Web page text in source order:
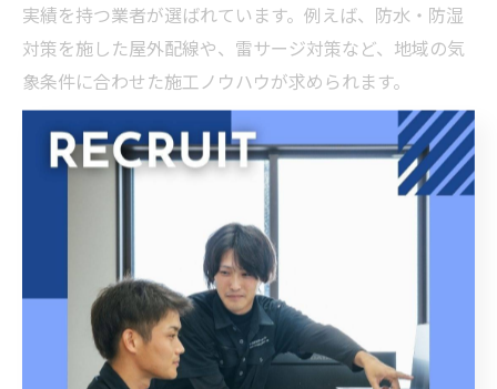
実績を持つ業者が選ばれています。例えば、防水・防湿
対策を施した屋外配線や、雷サージ対策など、地域の気
象条件に合わせた施工ノウハウが求められます。
また、夏場のエアコン設置や冬場の暖房機器増設など、
季節ごとの電気需要にも柔軟に対応できる業者が、岡山
市南区では高い支持を得ています。過去の気候トラブル
事例や、それに対応した施工実績を持つ業者を選ぶこと
で、長期的な安心とコスト最適化にもつながります。見
積もりや相談時には、気候対応の具体的な事例を確認す
ることがポイントです。